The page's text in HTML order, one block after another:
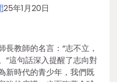
25年1月20日
教師的名言：“志不立，
”這句話深入提醒了志向對
新時代的青少年，我們既